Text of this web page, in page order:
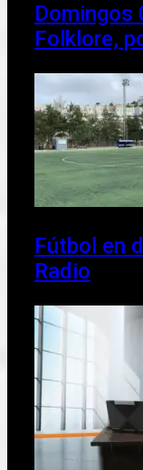
Domingos
Folklore,
Fútbol en
Radio